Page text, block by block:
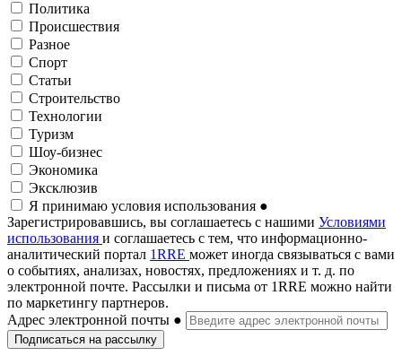
Политика
Происшествия
Разное
Спорт
Статьи
Строительство
Технологии
Туризм
Шоу-бизнес
Экономика
Эксклюзив
Я принимаю условия использования ●
Зарегистрировавшись, вы соглашаетесь с нашими Условиями
использования и соглашаетесь с тем, что информационно-
аналитический портал 1RRE может иногда связываться с вами
о событиях, анализах, новостях, предложениях и т. д. по
электронной почте. Рассылки и письма от 1RRE можно найти
по маркетингу партнеров.
Адрес электронной почты ●
Подписаться на рассылку